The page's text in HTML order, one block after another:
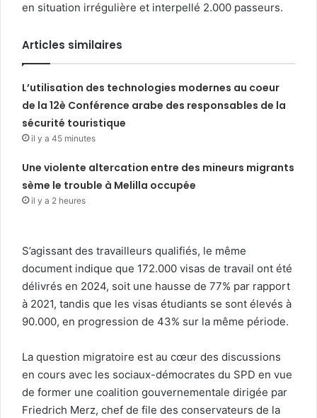
en situation irrégulière et interpellé 2.000 passeurs.
Articles similaires
L’utilisation des technologies modernes au coeur
de la 12è Conférence arabe des responsables de la
sécurité touristique
il y a 45 minutes
Une violente altercation entre des mineurs migrants
sème le trouble à Melilla occupée
il y a 2 heures
S’agissant des travailleurs qualifiés, le même
document indique que 172.000 visas de travail ont été
délivrés en 2024, soit une hausse de 77% par rapport
à 2021, tandis que les visas étudiants se sont élevés à
90.000, en progression de 43% sur la même période.
La question migratoire est au cœur des discussions
en cours avec les sociaux-démocrates du SPD en vue
de former une coalition gouvernementale dirigée par
Friedrich Merz, chef de file des conservateurs de la